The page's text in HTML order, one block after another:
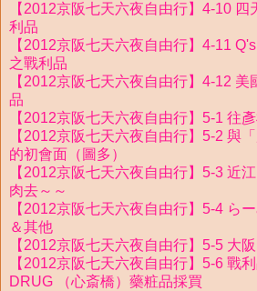
【2012京阪七天六夜自由行】4-10
利品
【2012京阪七天六夜自由行】4-11
之戰利品
【2012京阪七天六夜自由行】4-12 美
品
【2012京阪七天六夜自由行】5-1 往
【2012京阪七天六夜自由行】5-2 與
的初會面（圖多）
【2012京阪七天六夜自由行】5-3 近
肉去～～
【2012京阪七天六夜自由行】5-4 ら
＆其他
【2012京阪七天六夜自由行】5-5 大
【2012京阪七天六夜自由行】5-6 戰
DRUG （心斎橋）藥粧品採買